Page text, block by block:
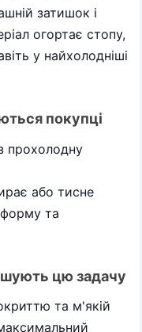
затишок і
огортає стопу,
у найхолодніші
покупці
прохолодну
або тисне
та
цю задачу
та м'якій